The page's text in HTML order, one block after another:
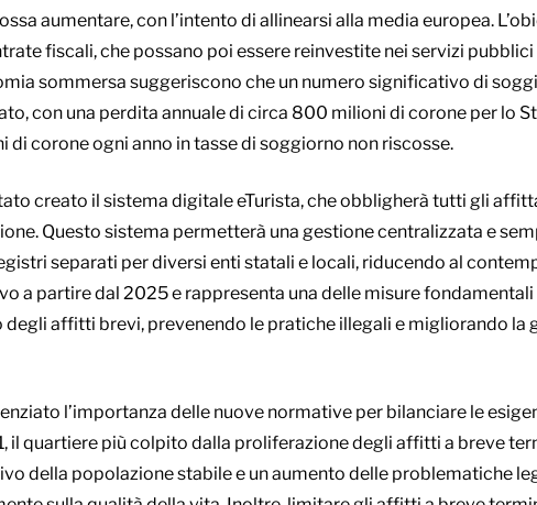
aumentare, con l’intento di allinearsi alla media europea.
fiscali, che possano poi essere reinvestite nei servizi
sommersa suggeriscono che un numero significativo di
con una perdita annuale di circa 800 milioni di corone per lo
corone ogni anno in tasse di soggiorno non riscosse.
creato il sistema digitale eTurista, che obbligherà tutti gli
Questo sistema permetterà una gestione centralizzata e
separati per diversi enti statali e locali, riducendo al
a partire dal 2025 e rappresenta una delle misure
affitti brevi, prevenendo le pratiche illegali e migliorando la
l’importanza delle nuove normative per bilanciare le
il quartiere più colpito dalla proliferazione degli affitti a breve
della popolazione stabile e un aumento delle problematiche